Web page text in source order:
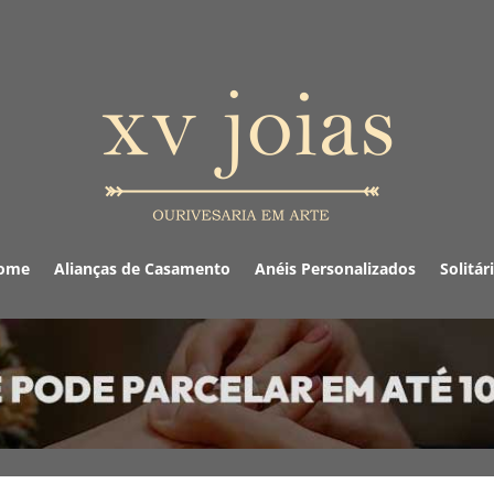
Alianças de Casamento Anéis Personalizados